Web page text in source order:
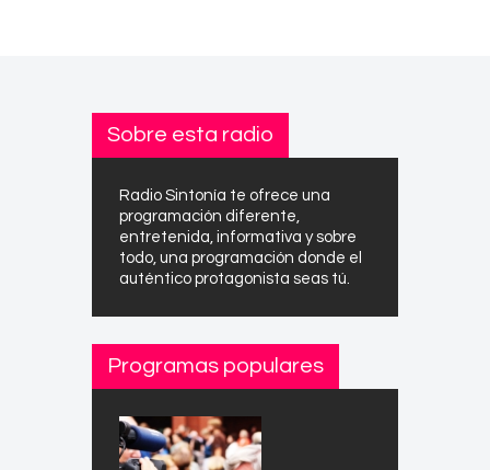
Sobre esta radio
Radio Sintonía te ofrece una
programación diferente,
entretenida, informativa y sobre
todo, una programación donde el
auténtico protagonista seas tú.
Programas populares